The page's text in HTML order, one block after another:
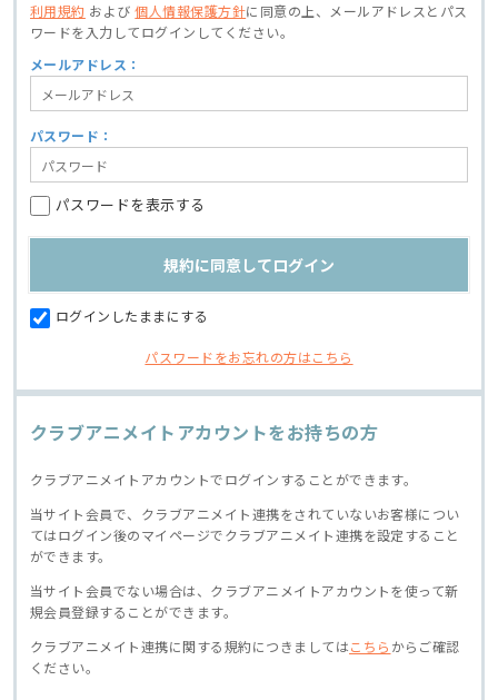
利用規約 および個人情報保護方針に同意の上、
メールアドレスとパス
ワードを入力してログインしてください。
メールアドレス：
パスワード：
パスワードを表示する
ログインしたままにする
パスワードをお忘れの方はこちら
クラブアニメイトアカウントをお持ちの方
クラブアニメイトアカウントでログインすることができます。
当サイト会員で、クラブアニメイト連携をされていないお客様につい
てはログイン後のマイページでクラブアニメイト連携を設定すること
ができます。
当サイト会員でない場合は、クラブアニメイトアカウントを使って新
規会員登録することができます。
クラブアニメイト連携に関する規約につきましてはこちら からご確認
ください。